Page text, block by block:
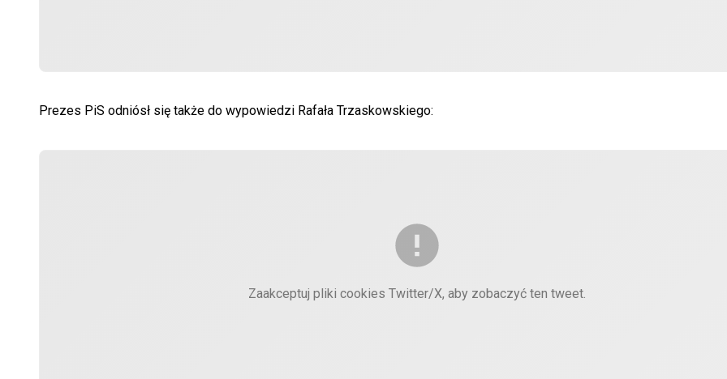
Prezes PiS odniósł się także do wypowiedzi Rafała Trzaskowskiego:
Zaakceptuj pliki cookies Twitter/X, aby zobaczyć ten tweet.